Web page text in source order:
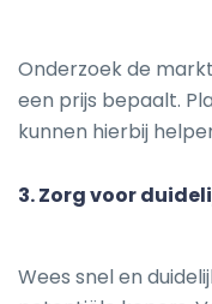
Onderzoek de
een prijs bepaalt.
kunnen hierbij
3.Zorg voor
Wees snel en